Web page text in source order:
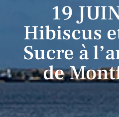
19
Hibiscus
Sucre à
de